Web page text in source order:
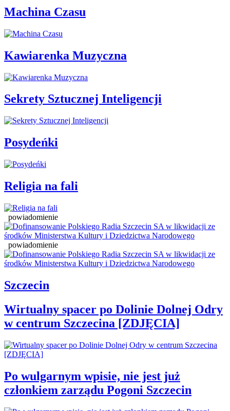
Machina Czasu
Kawiarenka Muzyczna
Sekrety Sztucznej Inteligencji
Posydeńki
Religia na fali
powiadomienie
powiadomienie
Szczecin
Wirtualny spacer po Dolinie Dolnej Odry
w centrum Szczecina [ZDJĘCIA]
Po wulgarnym wpisie, nie jest już
członkiem zarządu Pogoni Szczecin